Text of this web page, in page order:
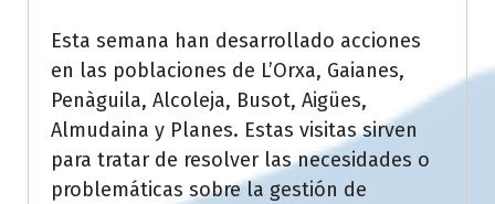
Esta semana han desarrollado acciones
en las poblaciones de L’Orxa, Gaianes,
Penàguila, Alcoleja, Busot, Aigües,
Almudaina y Planes. Estas visitas sirven
para tratar de resolver las necesidades o
problemáticas sobre la gestión de